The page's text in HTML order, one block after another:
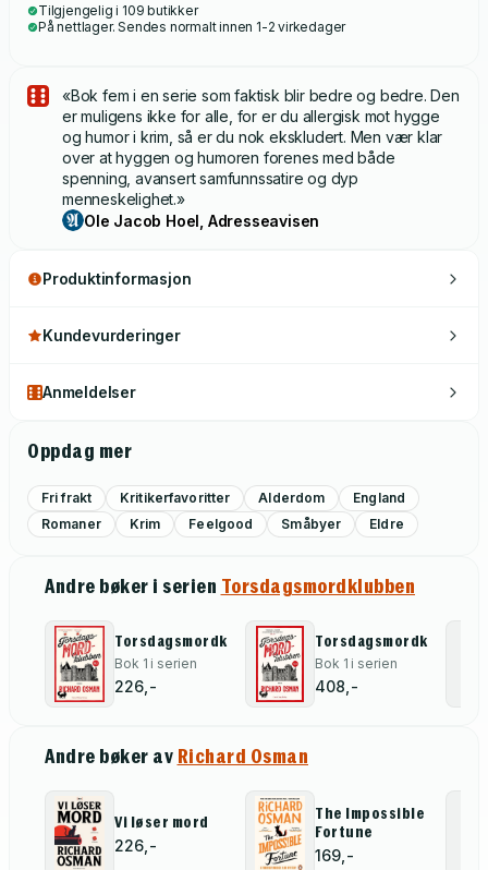
Tilgjengelig i 109 butikker
På nettlager. Sendes normalt innen 1-2 virkedager
«Bok fem i en serie som faktisk blir bedre og bedre. Den
er muligens ikke for alle, for er du allergisk mot hygge
og humor i krim, så er du nok ekskludert. Men vær klar
over at hyggen og humoren forenes med både
spenning, avansert samfunnssatire og dyp
menneskelighet.»
Ole Jacob Hoel, Adresseavisen
Produktinformasjon
Kundevurderinger
Anmeldelser
Oppdag mer
Fri frakt Kritikerfavoritter Alderdom
England
Romaner
Krim Feelgood Småbyer Eldre
Andre bøker i serien Torsdagsmordklubben
Torsdagsmordklubben
Bok 1 i serien
226,-
Torsdagsmordklubben
Bok 1 i serien
408,-
Andre bøker av Richard Osman
Vi løser mord
226,-
The Impossible
Fortune
169,-